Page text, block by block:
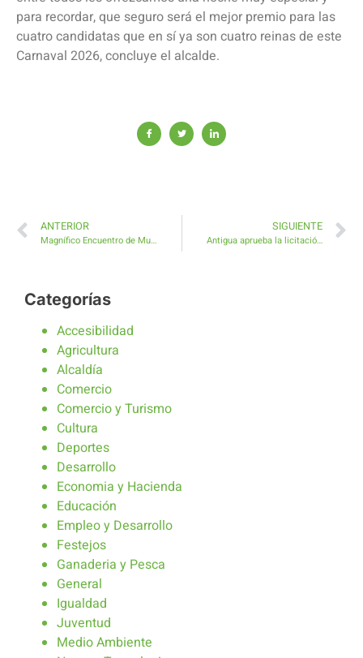
para recordar, que seguro será el mejor premio para las
cuatro candidatas que en sí ya son cuatro reinas de este
Carnaval 2026, concluye el alcalde.
ANTERIOR
Magnífico Encuentro de Murgas Adultas celebrado en el Carnaval de Antigua
SIGUIENTE
Antigua aprueba la licitación por más de 11 millones de euros del nuevo servicio de limpieza, recogida y transporte de residuos en el Municipio
Categorías
Accesibilidad
Agricultura
Alcaldía
Comercio
Comercio y Turismo
Cultura
Deportes
Desarrollo
Economia y Hacienda
Educación
Empleo y Desarrollo
Festejos
Ganaderia y Pesca
General
Igualdad
Juventud
Medio Ambiente